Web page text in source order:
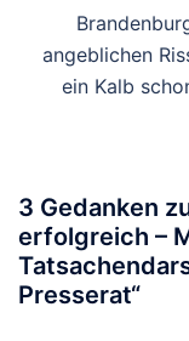
angeblichen
ein Kalb
3 Gedanken
erfolgreich –
Presserat“